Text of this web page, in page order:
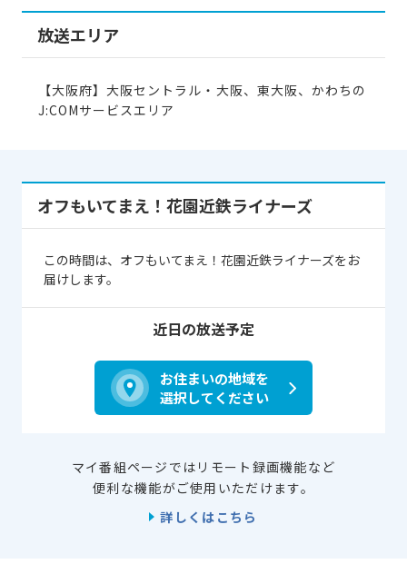
放送エリア
【大阪府】大阪セントラル・大阪、東大阪、かわちの
J:COMサービスエリア
オフもいてまえ！花園近鉄ライナーズ
この時間は、オフもいてまえ！花園近鉄ライナーズをお
届けします。
近日の放送予定
お住まいの地域を
選択してください
マイ番組ページではリモート録画機能など
便利な機能がご使用いただけます。
詳しくはこちら